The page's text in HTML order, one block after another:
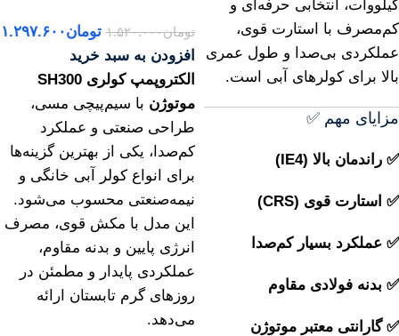
کیلووات، انتخابی حرفه‌ای و
کم‌مصرف با استارت قوی،
عملکردی بی‌صدا و طول عمری
بالا برای کولرهای آبی است.
مزایای مهم ✅
✅ راندمان بالا (IE4)
✅ استارت قوی (CRS)
✅ عملکرد بسیار کم‌صدا
✅ بدنه فولادی مقاوم
✅ گارانتی معتبر موتوژن
تومان۱.۵۲۰.۰۰۰ تومان۱.۲۹۷.۶۰۰
افزودن به سبد خرید
الکتروپمپ کولری SH300
موتوژن با سیم‌پیچی مسی،
طراحی صنعتی و عملکرد
کم‌صدا، یکی از بهترین گزینه‌ها
برای انواع کولر آبی خانگی و
نیمه‌صنعتی محسوب می‌شود.
این مدل با مکش قوی، مصرف
انرژی پایین و بدنه مقاوم،
عملکردی پایدار و مطمئن در
روزهای گرم تابستان ارائه
می‌دهد.